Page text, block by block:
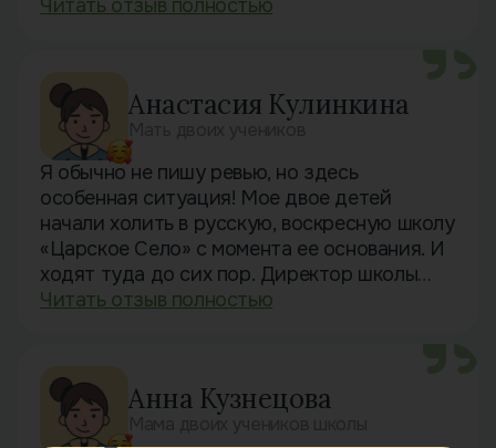
литературе. Помимо школьных занятий у
для ребят организуются праздники,
спектакли и ярмарки. Моей 7-ми летней
дочери очень нравится посещать занятия.
Она начала разговаривать по русски и
обрела много новых друзей в школе! Очень
рекомендую!
Читать отзыв полностью
Анастасия Кулинкина
Я обычно не пишу ревью, но здесь
особенная ситуация! Мое двое детей
начали холить в русскую, воскресную школу
«Царское Село» с момента ее основания. И
ходят туда до сих пор. Директор школы
Лариса Крыгина имеет колоссальный опыт
и сотрудников, пристально следит за
успехами учеников, для поддержания
высоких стандартов образования, которое
Читать отзыв полностью
Анна Кузнецова